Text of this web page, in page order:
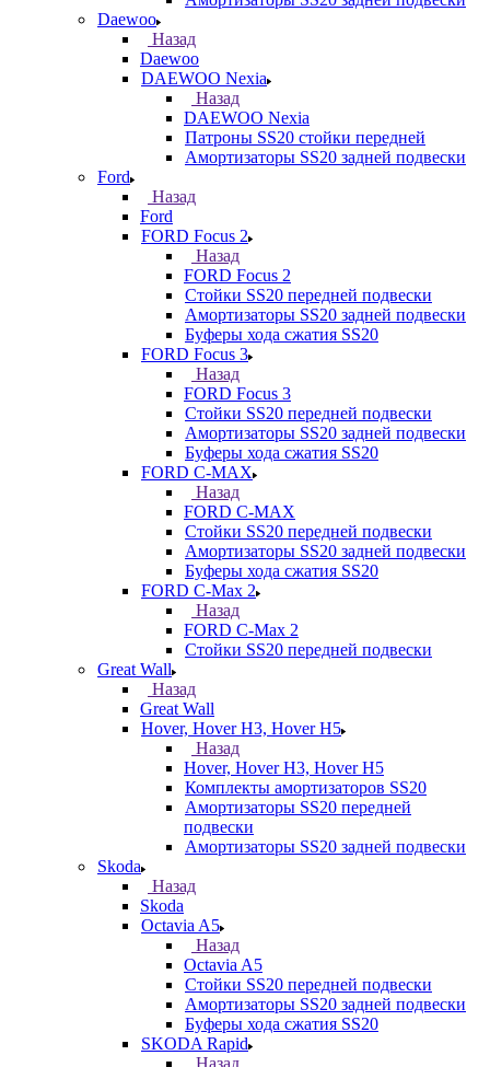
Daewoo
Назад
Daewoo
DAEWOO Nexia
Назад
DAEWOO Nexia
Патроны SS20 стойки передней
Амортизаторы SS20 задней подвески
Ford
Назад
Ford
FORD Focus 2
Назад
FORD Focus 2
Стойки SS20 передней подвески
Амортизаторы SS20 задней подвески
Буферы хода сжатия SS20
FORD Focus 3
Назад
FORD Focus 3
Стойки SS20 передней подвески
Амортизаторы SS20 задней подвески
Буферы хода сжатия SS20
FORD С-MAX
Назад
FORD С-MAX
Стойки SS20 передней подвески
Амортизаторы SS20 задней подвески
Буферы хода сжатия SS20
FORD C-Max 2
Назад
FORD C-Max 2
Стойки SS20 передней подвески
Great Wall
Назад
Great Wall
Hover, Hover H3, Hover H5
Назад
Hover, Hover H3, Hover H5
Комплекты амортизаторов SS20
Амортизаторы SS20 передней
подвески
Амортизаторы SS20 задней подвески
Skoda
Назад
Skoda
Octavia A5
Назад
Octavia A5
Стойки SS20 передней подвески
Амортизаторы SS20 задней подвески
Буферы хода сжатия SS20
SKODA Rapid
Назад